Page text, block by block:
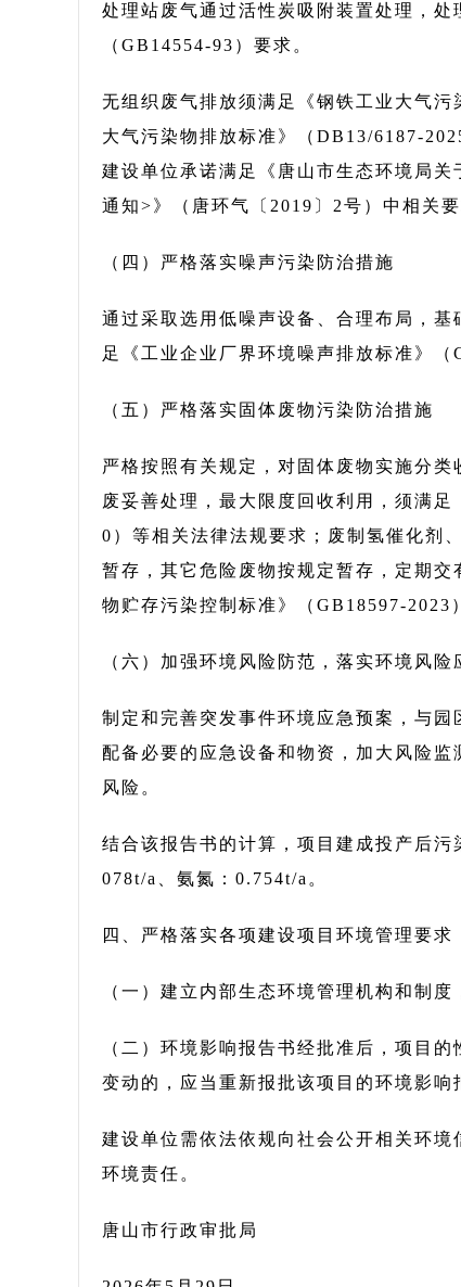
处理站废气通过活性炭吸附装置处理，处
（GB14554-93）要求。
无组织废气排放须满足《钢铁工业大气
大气污染物排放标准》（DB13/6187-
建设单位承诺满足《唐山市生态环境局
通知>》（唐环气〔2019〕2号）中相关要
（四）严格落实噪声污染防治措施
通过采取选用低噪声设备、合理布局，
足《工业企业厂界环境噪声排放标准》（
（五）严格落实固体废物污染防治措施
严格按照有关规定，对固体废物实施分
废妥善处理，最大限度回收利用，须满
0）等相关法律法规要求；废制氢催化剂
暂存，其它危险废物按规定暂存，定期
物贮存污染控制标准》（GB18597-2023
（六）加强环境风险防范，落实环境风险
制定和完善突发事件环境应急预案，与
配备必要的应急设备和物资，加大风险
风险。
结合该报告书的计算，项目建成投产后
078t/a、氨氮：0.754t/a。
四、严格落实各项建设项目环境管理要求
（一）建立内部生态环境管理机构和制
（二）环境影响报告书经批准后，项目
变动的，应当重新报批该项目的环境影响
建设单位需依法依规向社会公开相关环
环境责任。
唐山市行政审批局